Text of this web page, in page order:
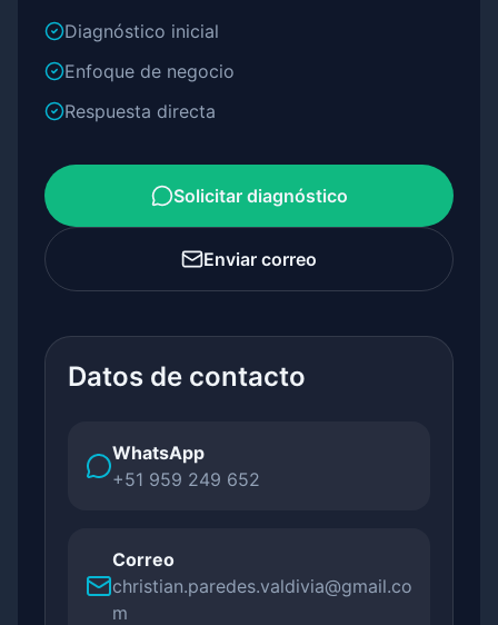
Diagnóstico inicial
Enfoque de negocio
Respuesta directa
Solicitar diagnóstico
Enviar correo
Datos de contacto
WhatsApp
+51 959 249 652
Correo
christian.paredes.valdivia@gmail.co
m